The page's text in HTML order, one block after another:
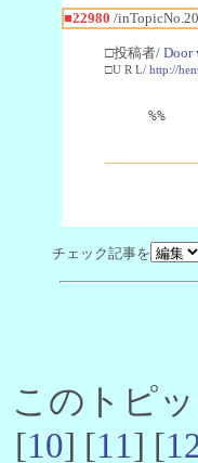
■22980 /
□投稿者/ Door
□U R L/ http://
%%
チェック記事を
このトピ
[10] [11] [